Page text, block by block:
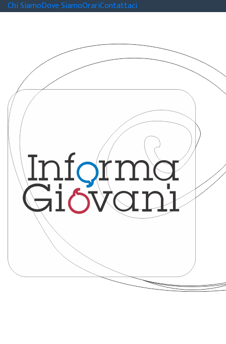
Chi SiamoDove SiamoOrariContattaci